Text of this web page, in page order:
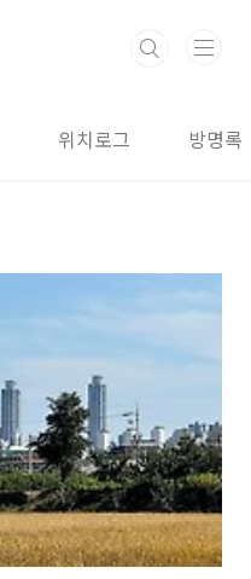
위치로그 방명록